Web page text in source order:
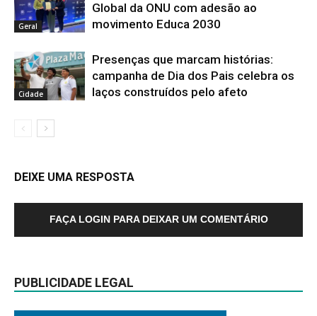
Geral
Global da ONU com adesão ao
movimento Educa 2030
Cidade
Presenças que marcam histórias:
campanha de Dia dos Pais celebra os
laços construídos pelo afeto
DEIXE UMA RESPOSTA
FAÇA LOGIN PARA DEIXAR UM COMENTÁRIO
PUBLICIDADE LEGAL